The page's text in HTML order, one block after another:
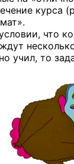
курса
что
учил, то